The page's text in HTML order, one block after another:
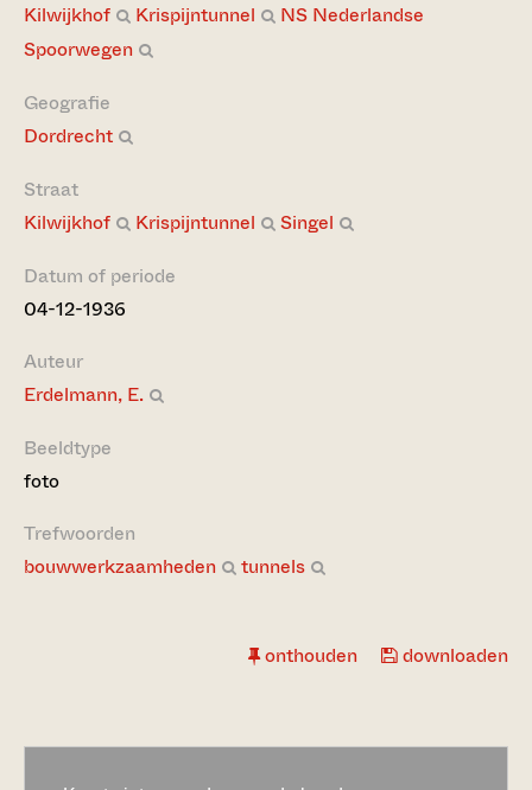
Kilwijkhof
Krispijntunnel
NS Nederlandse
Spoorwegen
Geografie
Dordrecht
Straat
Kilwijkhof
Krispijntunnel
Singel
Datum of periode
04-12-1936
Auteur
Erdelmann, E.
Beeldtype
foto
Trefwoorden
bouwwerkzaamheden
tunnels
onthouden downloaden